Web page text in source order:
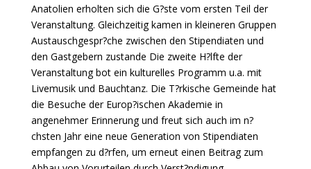
Anatolien erholten sich die G?ste vom ersten Teil der
Veranstaltung. Gleichzeitig kamen in kleineren Gruppen
Austauschgespr?che zwischen den Stipendiaten und
den Gastgebern zustande Die zweite H?lfte der
Veranstaltung bot ein kulturelles Programm u.a. mit
Livemusik und Bauchtanz. Die T?rkische Gemeinde hat
die Besuche der Europ?ischen Akademie in
angenehmer Erinnerung und freut sich auch im n?
chsten Jahr eine neue Generation von Stipendiaten
empfangen zu d?rfen, um erneut einen Beitrag zum